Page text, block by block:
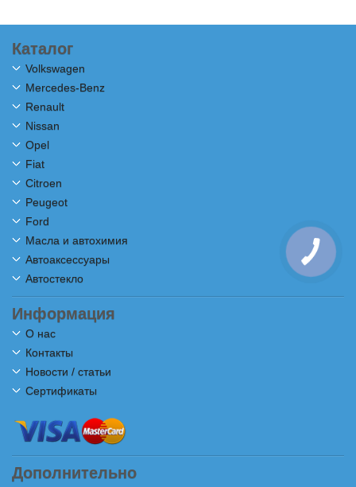
Каталог
Volkswagen
Mercedes-Benz
Renault
Nissan
Opel
Fiat
Citroen
Peugeot
Ford
Масла и автохимия
Автоаксессуары
Автостекло
Информация
О нас
Контакты
Новости / статьи
Сертификаты
Дополнительно